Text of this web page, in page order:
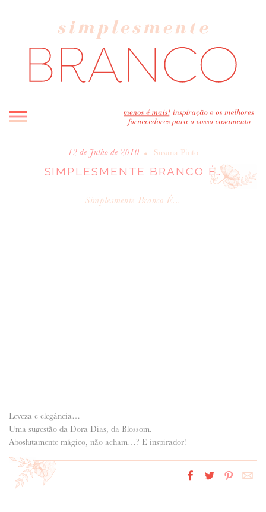
INICIO
BLOG
12 de Julho de 2010 • Susana Pinto
SIMPLESMENTE BRANCO É…
Simplesmente Branco É...
Leveza e elegância…
Uma sugestão da Dora Dias, da Blossom.
Aboslutamente mágico, não acham…? E inspirador!